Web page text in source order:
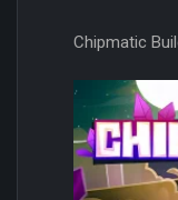
Chipmatic